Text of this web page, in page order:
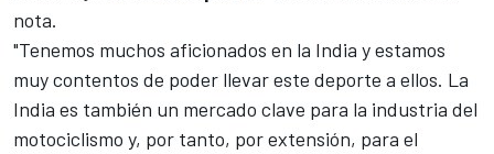
nota.
"Tenemos muchos aficionados en la India y estamos
muy contentos de poder llevar este deporte a ellos. La
India es también un mercado clave para la industria del
motociclismo y, por tanto, por extensión, para el